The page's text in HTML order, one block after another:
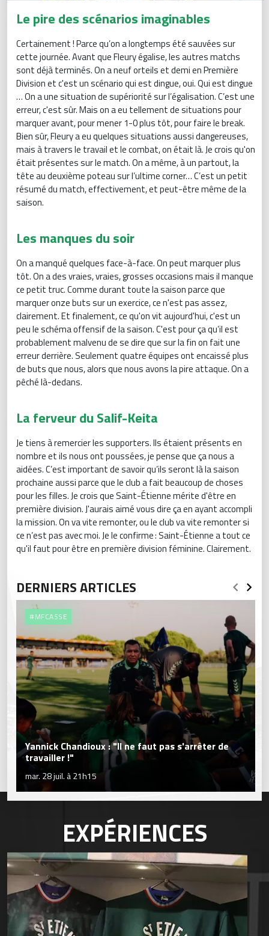
Le pire des scénarios imaginables
Certainement ! Parce qu’on a longtemps été sauvées sur
cette journée. Avant que Fleury égalise, les autres matchs
sont déjà terminés. On a neuf orteils et demi en Première
Division et c'est un scénario qui est dingue, oui. Qui est dingue
… On a une situation de supériorité sur l’égalisation. C’est une
erreur, c'est sûr. Mais on a eu tellement de situations pour
marquer avant, pour mener 1-0 plus tôt, pour faire le break.
Bien sûr, Fleury a eu quelques situations aussi dangereuses,
mais à travers le travail et le combat, on était là. Je crois qu'on
était présentes sur le match. On a même, à un partout, la
tête au deuxième poteau sur l’ultime corner… C’est un petit
résumé du match, effectivement, et peut-être même de la
saison.
Les manques du soir
On a manqué quelques face-à-face. On peut marquer plus
tôt. On a des vraies, vraies, grosses occasions mais il manque
ce petit truc. Comme durant toute la saison parce que
marquer onze buts sur un exercice, ce n'est pas assez,
clairement. Et finalement, ce qu'on vit aujourd'hui, c'est un
peu le schéma offensif de la saison. C'est pour ça qu’il est
probablement malvenu de se dire que sur la fin on fait une
erreur derrière. Seulement quatre équipes ont encaissé plus
de buts que nous, alors que nous avons la pire attaque. On a
pêché là-dedans.
La ferveur du Salif-Keita
Je tiens à remercier les supporters. Ils étaient présents en
nombre et ils nous ont poussées, je pense que ça nous a
aidées. C’est important de savoir qu’ils seront là la saison
prochaine aussi parce que le club a fait beaucoup de choses
pour les filles. Je crois que Saint-Étienne mérite d'être en
première division. J'aurais aimé vous dire ça en ayant accompli
la mission. On va vite remonter, ou le club va vite remonter si
ce n’est pas avec moi. Je le confirme : Saint-Étienne a tout ce
qu'il faut pour être en première division féminine. Clairement.
DERNIERS ARTICLES
#MFCASSE
Yannick Chandioux : "Il ne faut pas s'arrêter de
travailler !"
mar. 28 juil. à 21h15
EXPÉRIENCES